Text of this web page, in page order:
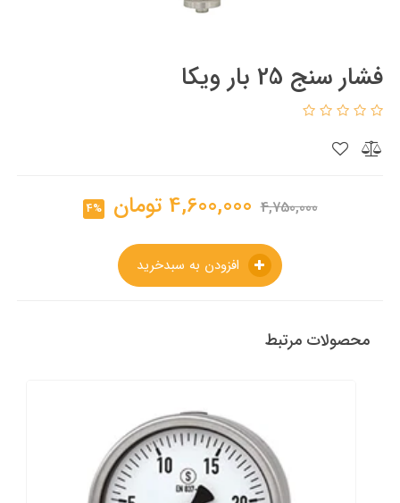
فشار سنج 25 بار ویکا
4,750,000
4,600,000 تومان 4%
محصولات مرتبط